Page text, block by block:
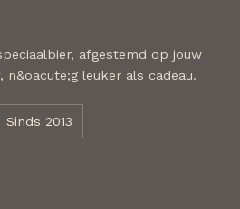
afgestemd op jouw
leuker als cadeau.
Sinds 2013